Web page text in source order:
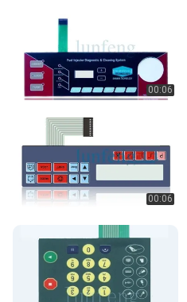
00:06
00:06